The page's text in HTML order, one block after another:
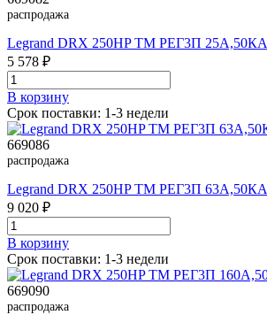
распродажа
Legrand DRX 250HP TM РЕГ3П 25A,50КА
5 578 ₽
В корзинy
Срок поставки: 1-3 недели
669086
распродажа
Legrand DRX 250HP TM РЕГ3П 63A,50КА
9 020 ₽
В корзинy
Срок поставки: 1-3 недели
669090
распродажа